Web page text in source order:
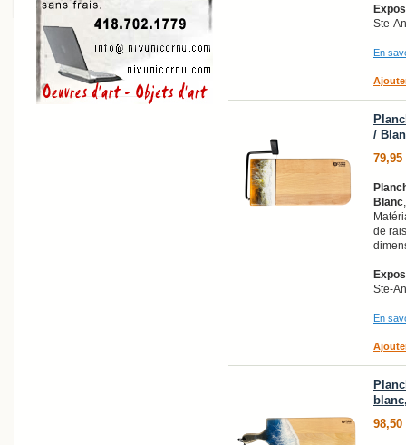
Ste-
En
/
79,95
Blanc
de
Ste-
En
98,50